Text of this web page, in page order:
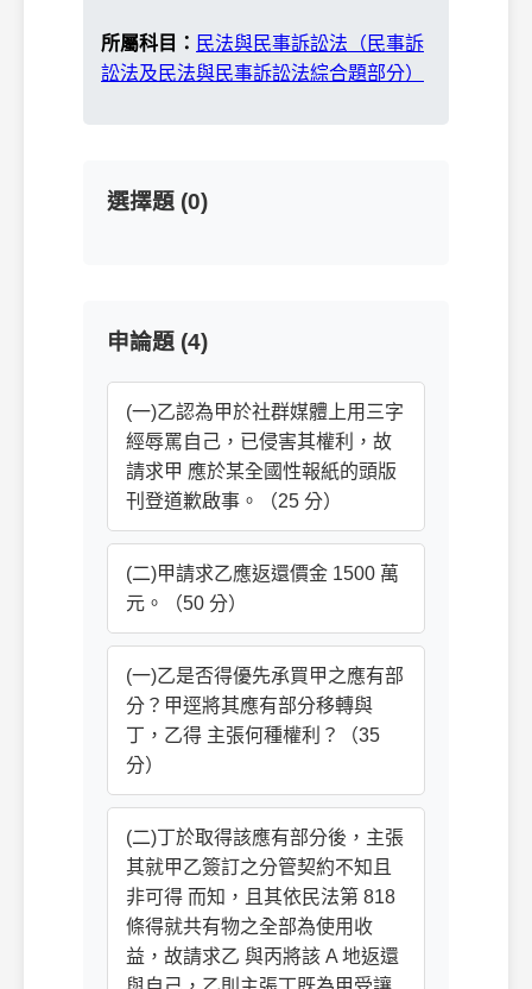
所屬科目： 民法與民事訴訟法（民事訴
訟法及民法與民事訴訟法綜合題部分）
選擇題 (0)
申論題 (4)
(一)乙認為甲於社群媒體上用三字
經辱罵自己，已侵害其權利，故
請求甲 應於某全國性報紙的頭版
刊登道歉啟事。（25 分）
(二)甲請求乙應返還價金 1500 萬
元。（50 分）
(一)乙是否得優先承買甲之應有部
分？甲逕將其應有部分移轉與
丁，乙得 主張何種權利？（35
分）
(二)丁於取得該應有部分後，主張
其就甲乙簽訂之分管契約不知且
非可得 而知，且其依民法第 818
條得就共有物之全部為使用收
益，故請求乙 與丙將該 A 地返還